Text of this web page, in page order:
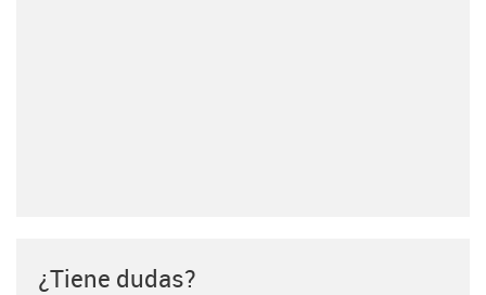
¿Tiene dudas?